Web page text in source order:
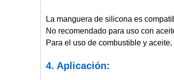
La manguera de silicona es
No recomendado para uso con
Para el uso de combustible y
4. Aplicación: